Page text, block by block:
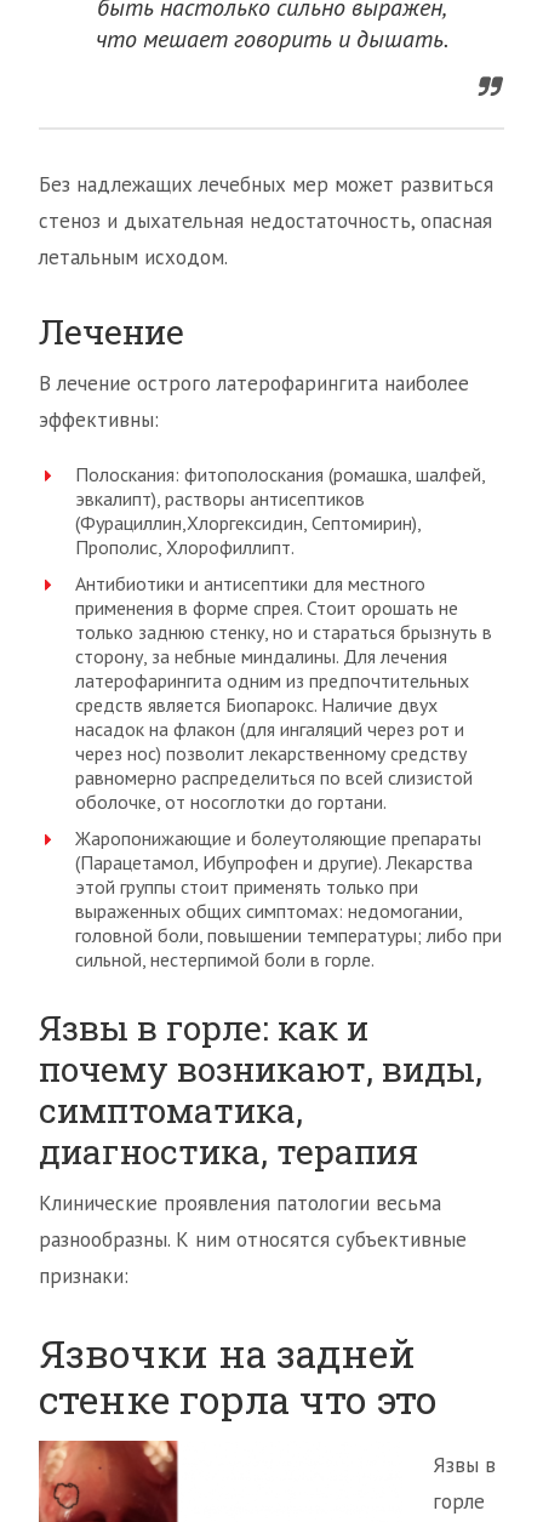
быть настолько сильно выражен,
что мешает говорить и дышать.
Без надлежащих лечебных мер может развиться
стеноз и дыхательная недостаточность, опасная
летальным исходом.
Лечение
В лечение острого латерофарингита наиболее
эффективны:
Полоскания: фитополоскания (ромашка, шалфей,
эвкалипт), растворы антисептиков
(Фурациллин,Хлоргексидин, Септомирин),
Прополис, Хлорофиллипт.
Антибиотики и антисептики для местного
применения в форме спрея. Стоит орошать не
только заднюю стенку, но и стараться брызнуть в
сторону, за небные миндалины. Для лечения
латерофарингита одним из предпочтительных
средств является Биопарокс. Наличие двух
насадок на флакон (для ингаляций через рот и
через нос) позволит лекарственному средству
равномерно распределиться по всей слизистой
оболочке, от носоглотки до гортани.
Жаропонижающие и болеутоляющие препараты
(Парацетамол, Ибупрофен и другие). Лекарства
этой группы стоит применять только при
выраженных общих симптомах: недомогании,
головной боли, повышении температуры; либо при
сильной, нестерпимой боли в горле.
Язвы в горле: как и
почему возникают, виды,
симптоматика,
диагностика, терапия
Клинические проявления патологии весьма
разнообразны. К ним относятся субъективные
признаки:
Язвочки на задней
стенке горла что это
Язвы в
горле